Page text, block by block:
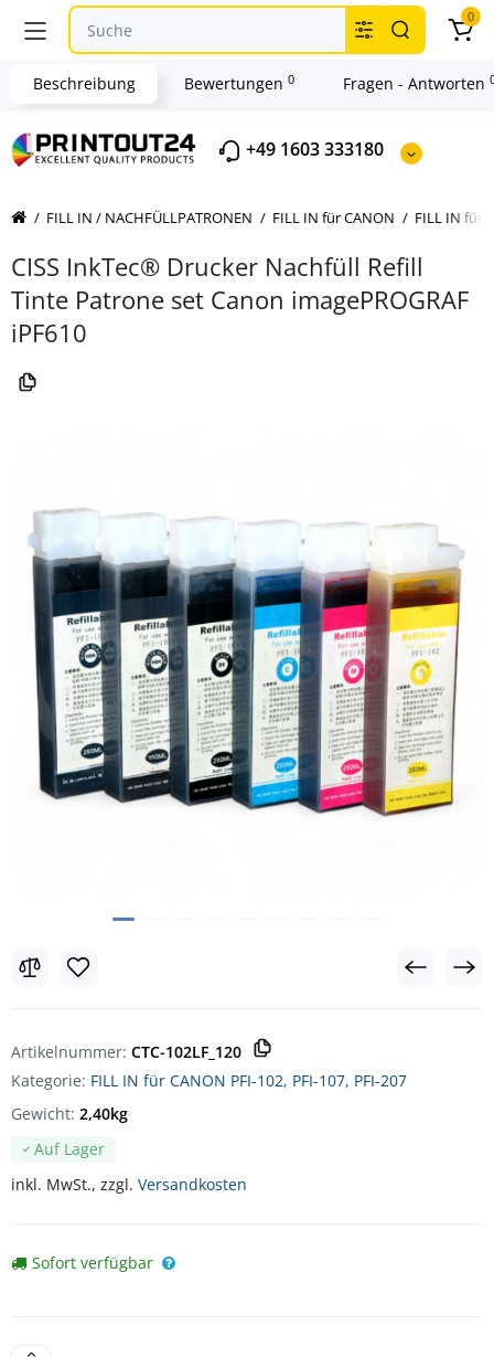
+49 1603 333180
0
FILL IN / NACHFÜLLPATRONEN FILL IN für CANON FILL IN für
CISS InkTec® Drucker Nachfüll Refill
Tinte Patrone set Canon imagePROGRAF
iPF610
Artikelnummer: CTC-102LF_120
Kategorie: FILL IN für CANON PFI-102, PFI-107, PFI-207
Auf Lager
inkl. MwSt., zzgl. Versandkosten
Gewicht: 2,40kg
Sofort verfügbar
Beschreibung Bewertungen 0 Fragen - Antworten